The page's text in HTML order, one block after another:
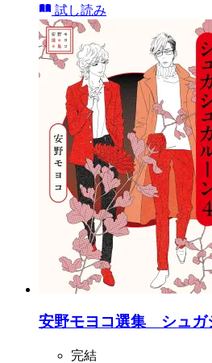
試し読み
安野モヨコ選集 シュガ
完結